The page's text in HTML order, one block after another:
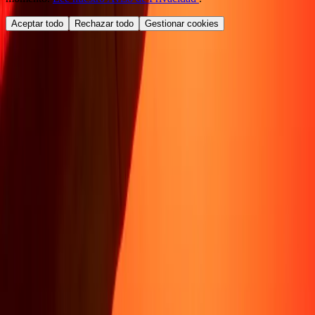
Aceptar todo Rechazar todo Gestionar cookies